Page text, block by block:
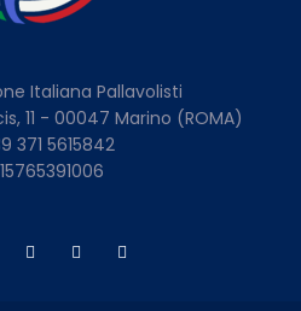
Italiana Pallavolisti
11 - 00047 Marino (ROMA)
371 5615842